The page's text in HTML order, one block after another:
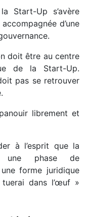
Start-Up s’avère
d’une
doit être au centre
de la Start-Up.
pas se retrouver
librement et
à l’esprit que la
une phase de
une forme juridique
dans l’œuf »